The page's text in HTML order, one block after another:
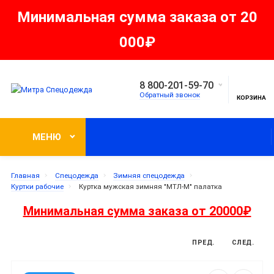
Минимальная сумма заказа от 20
000₽
8 800-201-59-70
Обратный звонок КОРЗИНА
МЕНЮ
Главная Спецодежда
Зимняя спецодежда
Куртки рабочие
Куртка мужская зимняя "МТЛ-М" палатка
Минимальная сумма заказа от 20000₽
ПРЕД. СЛЕД.